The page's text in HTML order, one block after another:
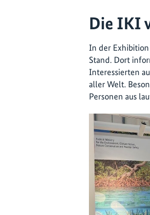
Die IKI
In der
Stand. Dort
Interessierten
aller Welt.
Personen aus